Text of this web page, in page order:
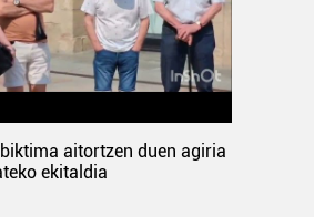
aitortzen duen agiria
ekitaldia